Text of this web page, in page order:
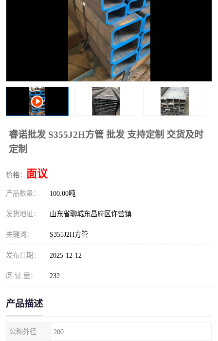
睿诺批发 S355J2H方管 批发 支持定制 交货及时
定制
价格： 面议
产品数量： 100.00吨
发货地址： 山东省聊城东昌府区许营镇
关键词： S355J2H方管
发布日期： 2025-12-12
阅 读 量： 232
产品描述
公称外径 200